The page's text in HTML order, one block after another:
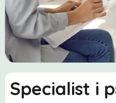
Specialist i